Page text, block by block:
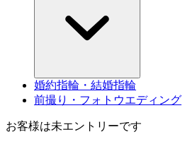
婚約指輪・結婚指輪
前撮り・フォトウエディング
お客様は未エントリーです